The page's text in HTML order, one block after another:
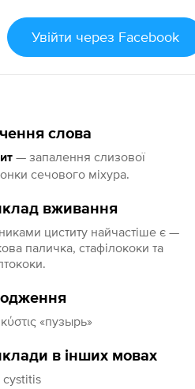
Увійти через Facebook
слова
— запалення слизової
сечового міхура.
вживання
циститу найчастіше є —
паличка, стафілококи та
κύστις «пузырь»
в інших мовах
cystitis